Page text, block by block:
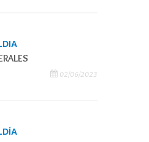
02/06/2023